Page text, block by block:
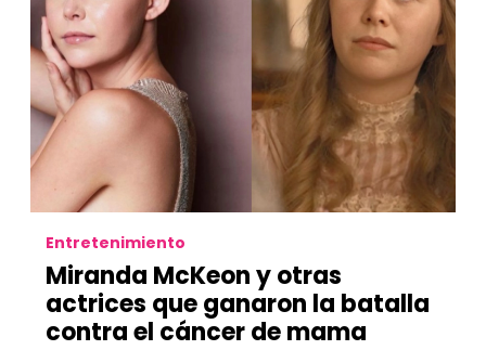
Entretenimiento
Miranda McKeon y otras
actrices que ganaron la batalla
contra el cáncer de mama